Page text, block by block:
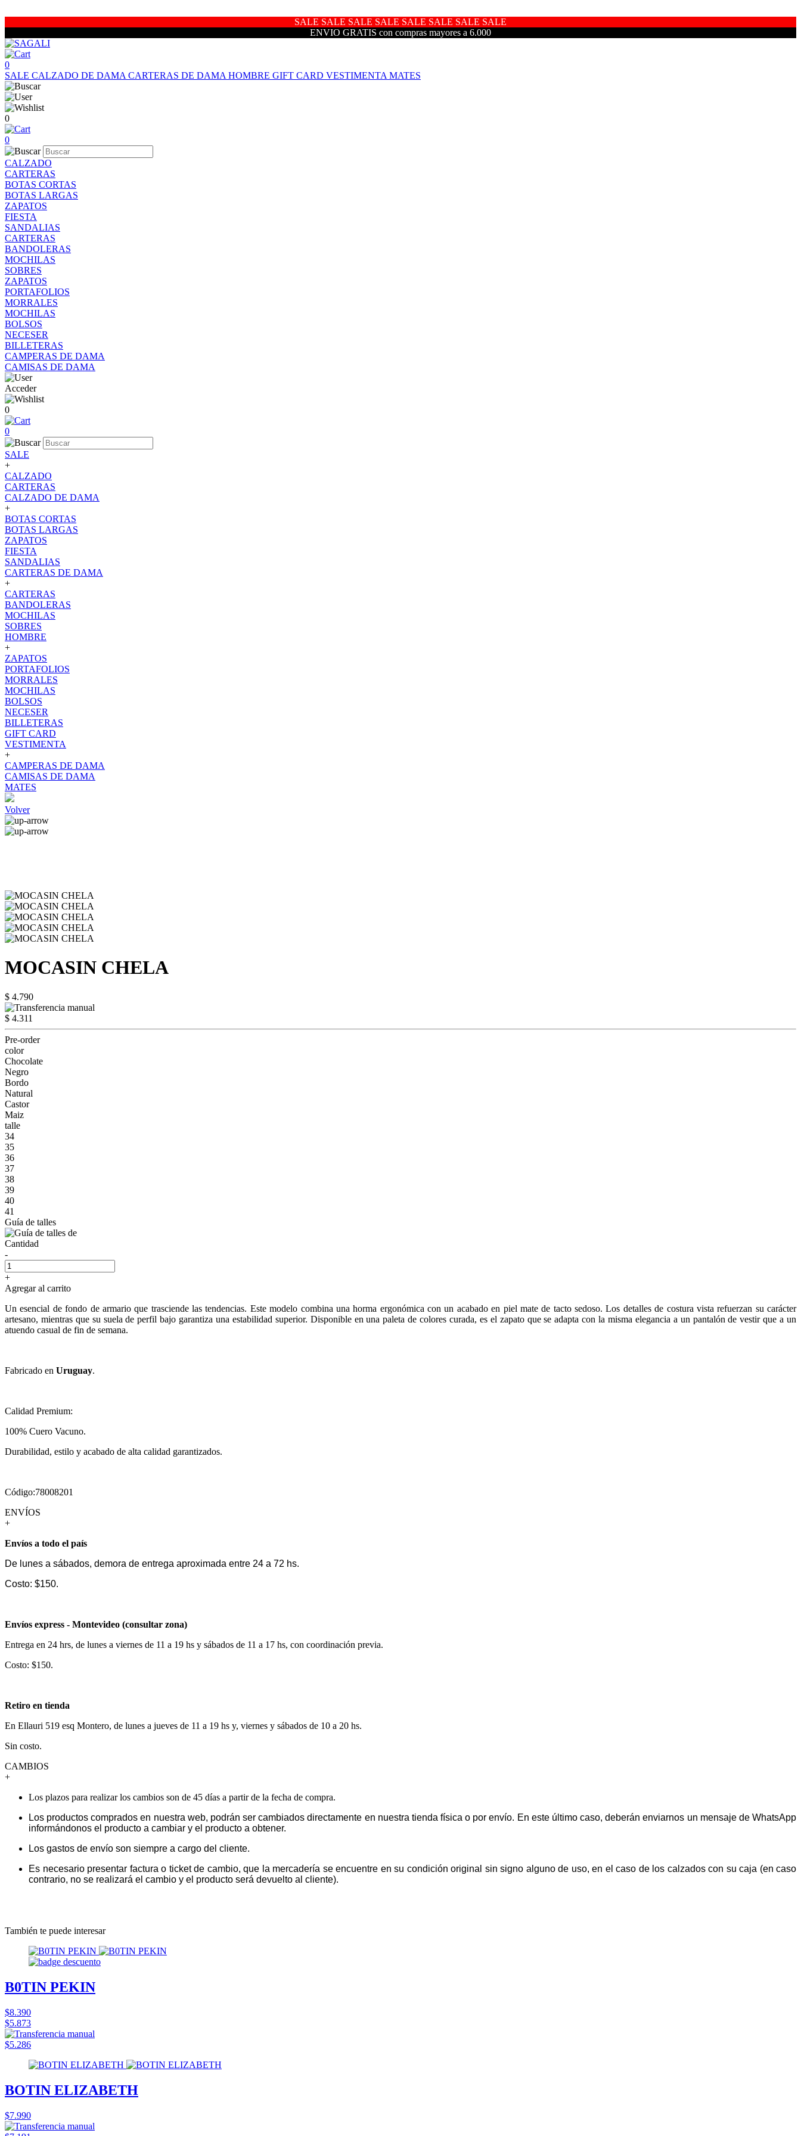
SALE SALE SALE SALE SALE SALE SALE SALE
ENVIO GRATIS con compras mayores a 6.000
0
SALE CALZADO DE DAMA CARTERAS DE DAMA HOMBRE GIFT CARD VESTIMENTA MATES
0
0
CALZADO
CARTERAS
BOTAS CORTAS
BOTAS LARGAS
ZAPATOS
FIESTA
SANDALIAS
CARTERAS
BANDOLERAS
MOCHILAS
SOBRES
ZAPATOS
PORTAFOLIOS
MORRALES
MOCHILAS
BOLSOS
NECESER
BILLETERAS
CAMPERAS DE DAMA
CAMISAS DE DAMA
Acceder
0
0
SALE
+
CALZADO
CARTERAS
CALZADO DE DAMA
+
BOTAS CORTAS
BOTAS LARGAS
ZAPATOS
FIESTA
SANDALIAS
CARTERAS DE DAMA
+
CARTERAS
BANDOLERAS
MOCHILAS
SOBRES
HOMBRE
+
ZAPATOS
PORTAFOLIOS
MORRALES
MOCHILAS
BOLSOS
NECESER
BILLETERAS
GIFT CARD
VESTIMENTA
+
CAMPERAS DE DAMA
CAMISAS DE DAMA
MATES
Volver
MOCASIN CHELA
$ 4.790
$ 4.311
Pre-order
color
Chocolate
Negro
Bordo
Natural
Castor
Maiz
talle
34
35
36
37
38
39
40
41
Guía de talles
Cantidad
-
+
Agregar al carrito
Un esencial de fondo de armario que trasciende las tendencias. Este modelo combina una horma ergonómica con un acabado en piel mate de tacto sedoso. Los detalles de costura vista refuerzan su carácter
artesano, mientras que su suela de perfil bajo garantiza una estabilidad superior. Disponible en una paleta de colores curada, es el zapato que se adapta con la misma elegancia a un pantalón de vestir que a un
atuendo casual de fin de semana.
Fabricado en Uruguay.
Calidad Premium:
100% Cuero Vacuno.
Durabilidad, estilo y acabado de alta calidad garantizados.
Código:78008201
ENVÍOS
+
Envíos a todo el país
De lunes a sábados, demora de entrega aproximada entre 24 a 72 hs.
Costo: $150.
Envíos express - Montevideo (consultar zona)
Entrega en 24 hrs, de lunes a viernes de 11 a 19 hs y sábados de 11 a 17 hs, con coordinación previa.
Costo: $150.
Retiro en tienda
En Ellauri 519 esq Montero, de lunes a jueves de 11 a 19 hs y, viernes y sábados de 10 a 20 hs.
Sin costo.
CAMBIOS
+
Los plazos para realizar los cambios son de 45 días a partir de la fecha de compra.
Los productos comprados en nuestra web, podrán ser cambiados directamente en nuestra tienda física o por envío. En este último caso, deberán enviarnos un mensaje de WhatsApp
informándonos el producto a cambiar y el producto a obtener.
Los gastos de envío son siempre a cargo del cliente.
Es necesario presentar factura o ticket de cambio, que la mercadería se encuentre en su condición original sin signo alguno de uso, en el caso de los calzados con su caja (en caso
contrario, no se realizará el cambio y el producto será devuelto al cliente).
También te puede interesar
B0TIN PEKIN
$8.390
$5.873
$5.286
BOTIN ELIZABETH
$7.990